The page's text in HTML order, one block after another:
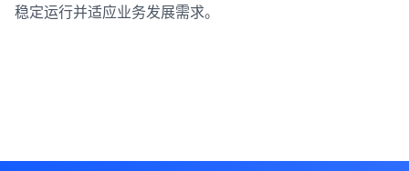
稳定运行并适应业务发展需求。